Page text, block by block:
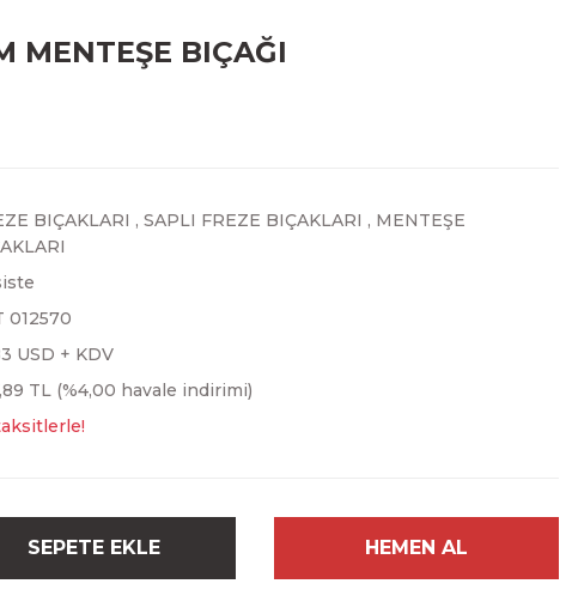
MENTEŞE BIÇAĞI
BIÇAKLARI , SAPLI FREZE BIÇAKLARI , MENTEŞE
012570
USD + KDV
TL (%4,00 havale indirimi)
SEPETE EKLE HEMEN AL